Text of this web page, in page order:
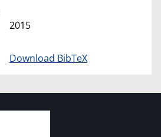
2015
Download BibTeX